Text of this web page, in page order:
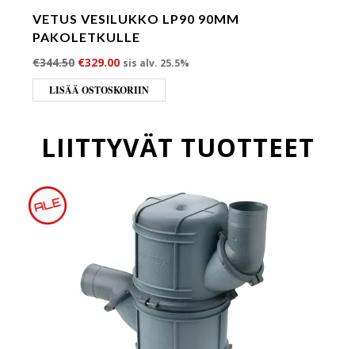
VETUS VESILUKKO LP90 90MM
PAKOLETKULLE
€344.50 Alkuperäinen hinta oli: €344.50.
€329.00Nykyinen hinta on: €329.00.
sis alv. 25.5%
LISÄÄ OSTOSKORIIN
LIITTYVÄT TUOTTEET